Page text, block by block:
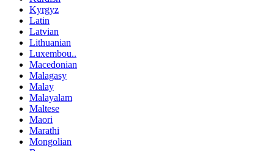
Kyrgyz
Latin
Latvian
Lithuanian
Luxembou..
Macedonian
Malagasy
Malay
Malayalam
Maltese
Maori
Marathi
Mongolian